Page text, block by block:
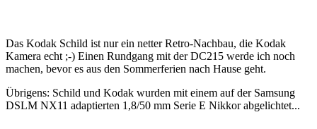
Das Kodak Schild ist nur ein netter Retro-Nachbau, die Kodak
Kamera echt ;-) Einen Rundgang mit der DC215 werde ich noch
machen, bevor es aus den Sommerferien nach Hause geht.
Übrigens: Schild und Kodak wurden mit einem auf der Samsung
DSLM NX11 adaptierten 1,8/50 mm Serie E Nikkor abgelichtet...